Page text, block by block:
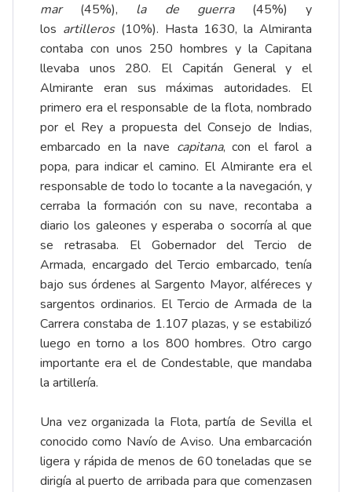
mar(45%), la de guerra(45%) y
los artilleros(10%). Hasta 1630, la Almiranta
contaba con unos 250 hombres y la Capitana
llevaba unos 280. El Capitán General y el
Almirante eran sus máximas autoridades. El
primero era el responsable de la flota, nombrado
por el Rey a propuesta del Consejo de Indias,
embarcado en la nave capitana, con el farol a
popa, para indicar el camino. El Almirante era el
responsable de todo lo tocante a la navegación, y
cerraba la formación con su nave, recontaba a
diario los galeones y esperaba o socorría al que
se retrasaba. El Gobernador del Tercio de
Armada, encargado del Tercio embarcado, tenía
bajo sus órdenes al Sargento Mayor, alféreces y
sargentos ordinarios. El Tercio de Armada de la
Carrera constaba de 1.107 plazas, y se estabilizó
luego en torno a los 800 hombres. Otro cargo
importante era el de Condestable, que mandaba
la artillería.
Una vez organizada la Flota, partía de Sevilla el
conocido como Navío de Aviso. Una embarcación
ligera y rápida de menos de 60 toneladas que se
dirigía al puerto de arribada para que comenzasen